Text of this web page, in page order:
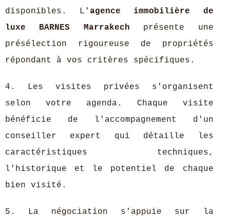
disponibles. L'agence immobilière de
luxe BARNES Marrakech présente une
présélection rigoureuse de propriétés
répondant à vos critères spécifiques.
4. Les visites privées s'organisent
selon votre agenda. Chaque visite
bénéficie de l'accompagnement d'un
conseiller expert qui détaille les
caractéristiques techniques,
l'historique et le potentiel de chaque
bien visité.
5. La négociation s'appuie sur la